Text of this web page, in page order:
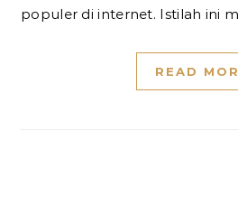
populer di internet. Istilah ini
READ